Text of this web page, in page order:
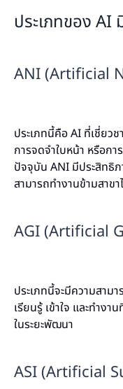
ประเภทของ AI
ANI (Artificial
ประเภทนี้คือ AI ที่เชี่ยว
การจดจำใบหน้า หรือกา
ปัจจุบัน ANI มีประสิทธิภ
สามารถทำงานข้ามสาขา
AGI (Artificial
ประเภทนี้จะมีความสาม
เรียนรู้ เข้าใจ และทำง
ในระยะพัฒนา
ASI (Artificial